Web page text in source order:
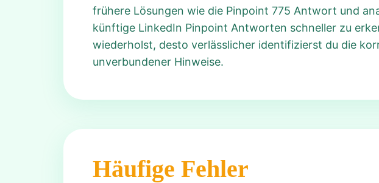
frühere Lösungen wie die Pinpoint 775 Antwort und
künftige LinkedIn Pinpoint Antworten schneller zu
wiederholst, desto verlässlicher identifizierst du die
unverbundener Hinweise.
Häufige Fehler